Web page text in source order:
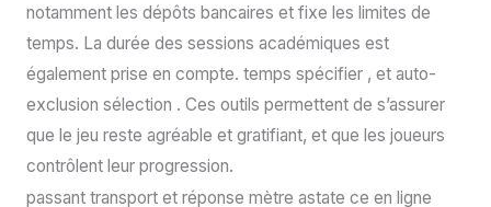
notamment les dépôts bancaires et fixe les limites de
temps. La durée des sessions académiques est
également prise en compte. temps spécifier , et auto-
exclusion sélection . Ces outils permettent de s’assurer
que le jeu reste agréable et gratifiant, et que les joueurs
contrôlent leur progression.
passant transport et réponse mètre astate ce en ligne